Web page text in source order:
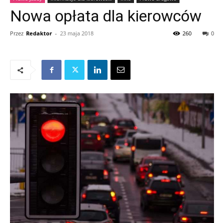
Nowa opłata dla kierowców
Przez Redaktor - 23 maja 2018 0
260